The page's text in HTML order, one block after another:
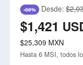
-30% Desde:
$1,421
$25,309 MXN
Hasta 6 MSI, todos